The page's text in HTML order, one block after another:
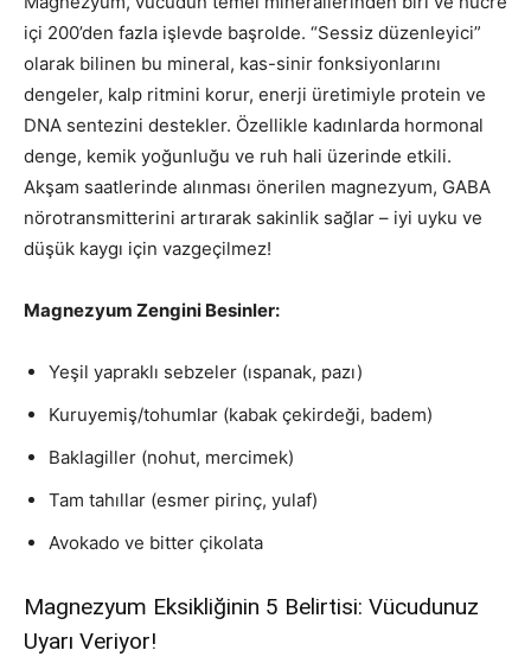
içi 200’den fazla işlevde başrolde. “Sessiz düzenleyici”
olarak bilinen bu mineral, kas-sinir fonksiyonlarını
dengeler, kalp ritmini korur, enerji üretimiyle protein ve
DNA sentezini destekler. Özellikle kadınlarda hormonal
denge, kemik yoğunluğu ve ruh hali üzerinde etkili.
Akşam saatlerinde alınması önerilen magnezyum, GABA
nörotransmitterini artırarak sakinlik sağlar – iyi uyku ve
düşük kaygı için vazgeçilmez!
Magnezyum Zengini Besinler:
Yeşil yapraklı sebzeler (ıspanak, pazı)
Kuruyemiş/tohumlar (kabak çekirdeği, badem)
Baklagiller (nohut, mercimek)
Tam tahıllar (esmer pirinç, yulaf)
Avokado ve bitter çikolata
Magnezyum Eksikliğinin 5 Belirtisi: Vücudunuz
Uyarı Veriyor!